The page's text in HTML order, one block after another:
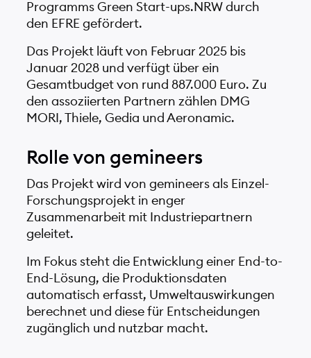
Programms Green Start-ups.NRW durch
den EFRE gefördert.
Das Projekt läuft von Februar 2025 bis
Januar 2028 und verfügt über ein
Gesamtbudget von rund 887.000 Euro. Zu
den assoziierten Partnern zählen DMG
MORI, Thiele, Gedia und Aeronamic.
Rolle von gemineers
Das Projekt wird von gemineers als Einzel-
Forschungsprojekt in enger
Zusammenarbeit mit Industriepartnern
geleitet.
Im Fokus steht die Entwicklung einer End-to-
End-Lösung, die Produktionsdaten
automatisch erfasst, Umweltauswirkungen
berechnet und diese für Entscheidungen
zugänglich und nutzbar macht.